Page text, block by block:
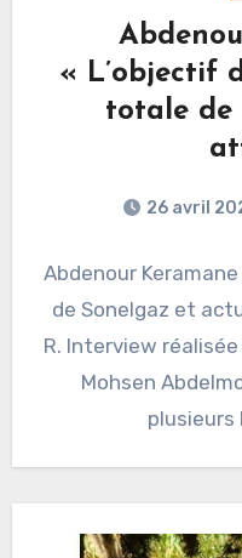
« L’objectif
totale de
26 avril
Abdenour
de Sonelgaz et
R. Interview
Mohsen
plusieurs